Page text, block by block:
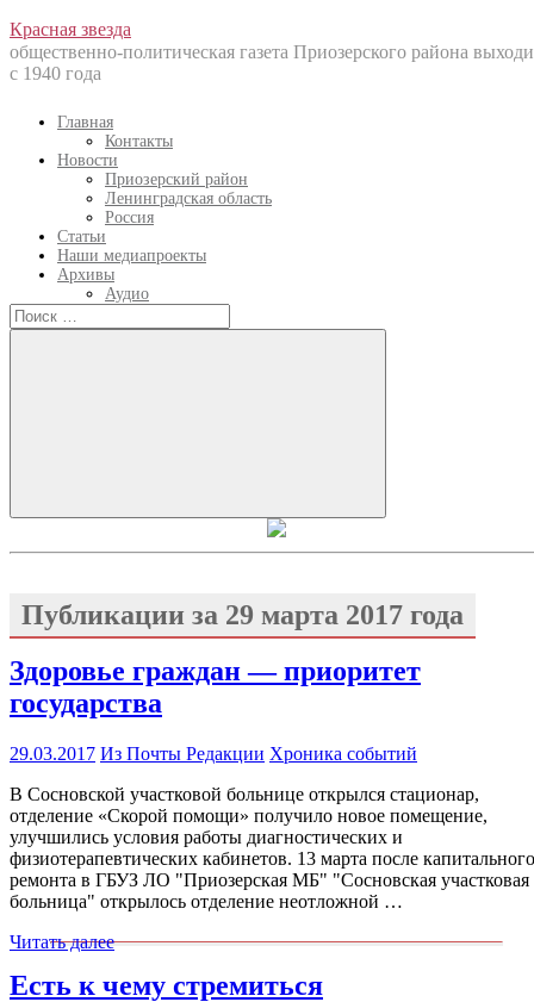
Перейти
к
содержанию
Красная звезда
общественно-политическая газета Приозерского района
с 1940 года
Главная
Контакты
Новости
Приозерский район
Ленинградская область
Россия
Статьи
Наши медиапроекты
Архивы
Аудио
Искать:
Искать
Публикации за 29 марта 2017 года
Здоровье граждан — приоритет
государства
29.03.2017 Из Почты Редакции Хроника событий
В Сосновской участковой больнице открылся стационар,
отделение «Скорой помощи» получило новое помещение,
улучшились условия работы диагностических и
физиотерапевтических кабинетов. 13 марта после капитального
ремонта в ГБУЗ ЛО "Приозерская МБ" "Сосновская участковая
больница" открылось отделение неотложной …
Читать далее
Есть к чему стремиться